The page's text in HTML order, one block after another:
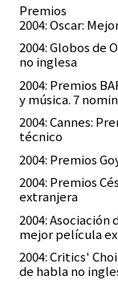
Premios
2004: Oscar:
2004: Globos de
no inglesa
2004: Premios
y música. 7
2004: Cannes:
técnico
2004: Premios
2004: Premios
extranjera
2004: Asociación
mejor película
2004: Critics'
de habla no